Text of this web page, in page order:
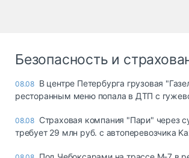
Безопасность и
08.08 В центре Петербурга грузовая
ресторанным меню попала в ДТП с
08.08 Страховая компания "Пари" через
требует 29 млн руб. с автоперевозчика